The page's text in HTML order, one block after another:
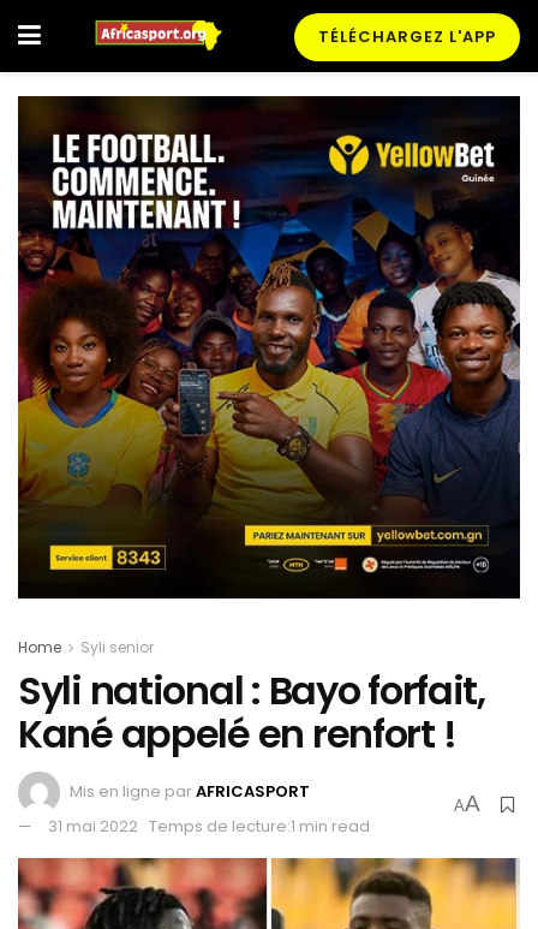
TÉLÉCHARGEZ L'APP
Home Syli senior
Syli national : Bayo forfait,
Kané appelé en renfort !
Mis en ligne parAFRICASPORT
31 mai 2022 Temps de lecture:1 min read
AA